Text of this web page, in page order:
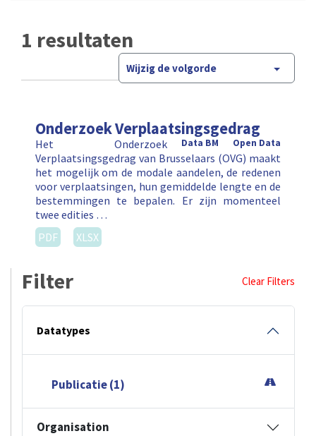
1 resultaten
Wijzig de volgorde
Onderzoek Verplaatsingsgedrag
Open Data
Data BM
Het Onderzoek
Verplaatsingsgedrag van Brusselaars (OVG) maakt
het mogelijk om de modale aandelen, de redenen
voor verplaatsingen, hun gemiddelde lengte en de
bestemmingen te bepalen. Er zijn momenteel
twee edities …
PDF
XLSX
Filter Clear Filters
Datatypes
Publicatie (1)
Organisation